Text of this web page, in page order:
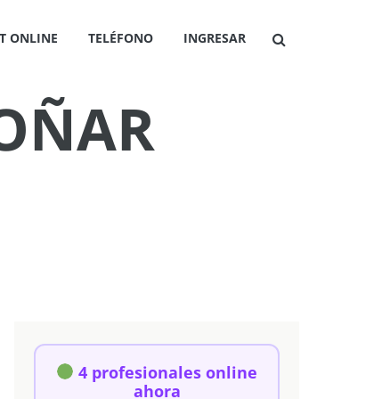
ONLINE TELÉFONO INGRESAR
4 profesionales online
ahora